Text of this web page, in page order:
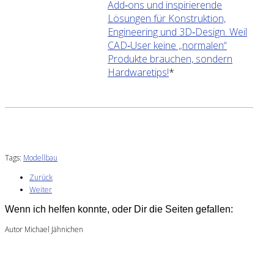
Add‑ons und inspirierende
Lösungen für Konstruktion,
Engineering und 3D‑Design. Weil
CAD‑User keine „normalen“
Produkte brauchen, sondern
Hardwaretips!*
Tags: Modellbau
Zurück
Weiter
Wenn ich helfen konnte, oder Dir die Seiten gefallen:
Autor Michael Jähnichen